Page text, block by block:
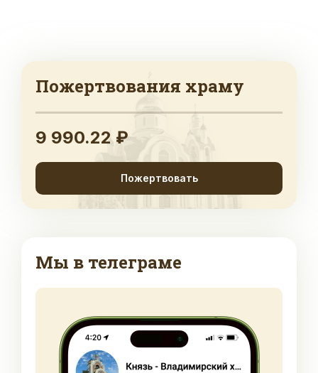
Пожертвования храму
9 990.22 ₽
Пожертвовать
Мы в телеграме